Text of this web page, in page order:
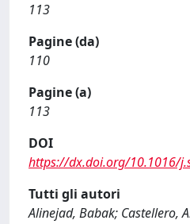
113
Pagine (da)
110
Pagine (a)
113
DOI
https://dx.doi.org/10.1016/
Tutti gli autori
Alinejad, Babak; Castellero,